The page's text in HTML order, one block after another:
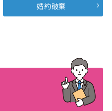
婚約破棄